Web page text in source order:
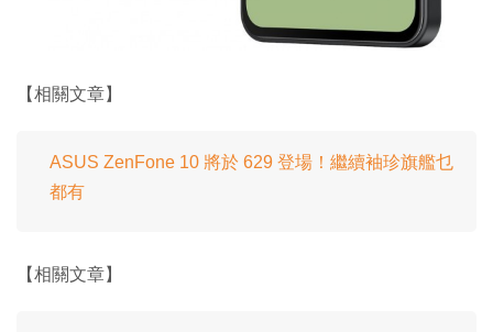
【相關文章】
ASUS ZenFone 10 將於 629 登場！繼續袖珍旗艦乜
都有
【相關文章】